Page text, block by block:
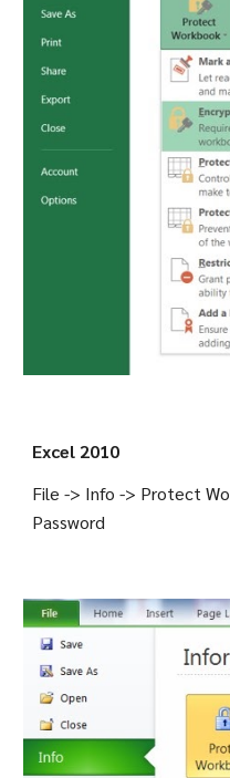
Excel 2010
File -> Info -> Protect
Password